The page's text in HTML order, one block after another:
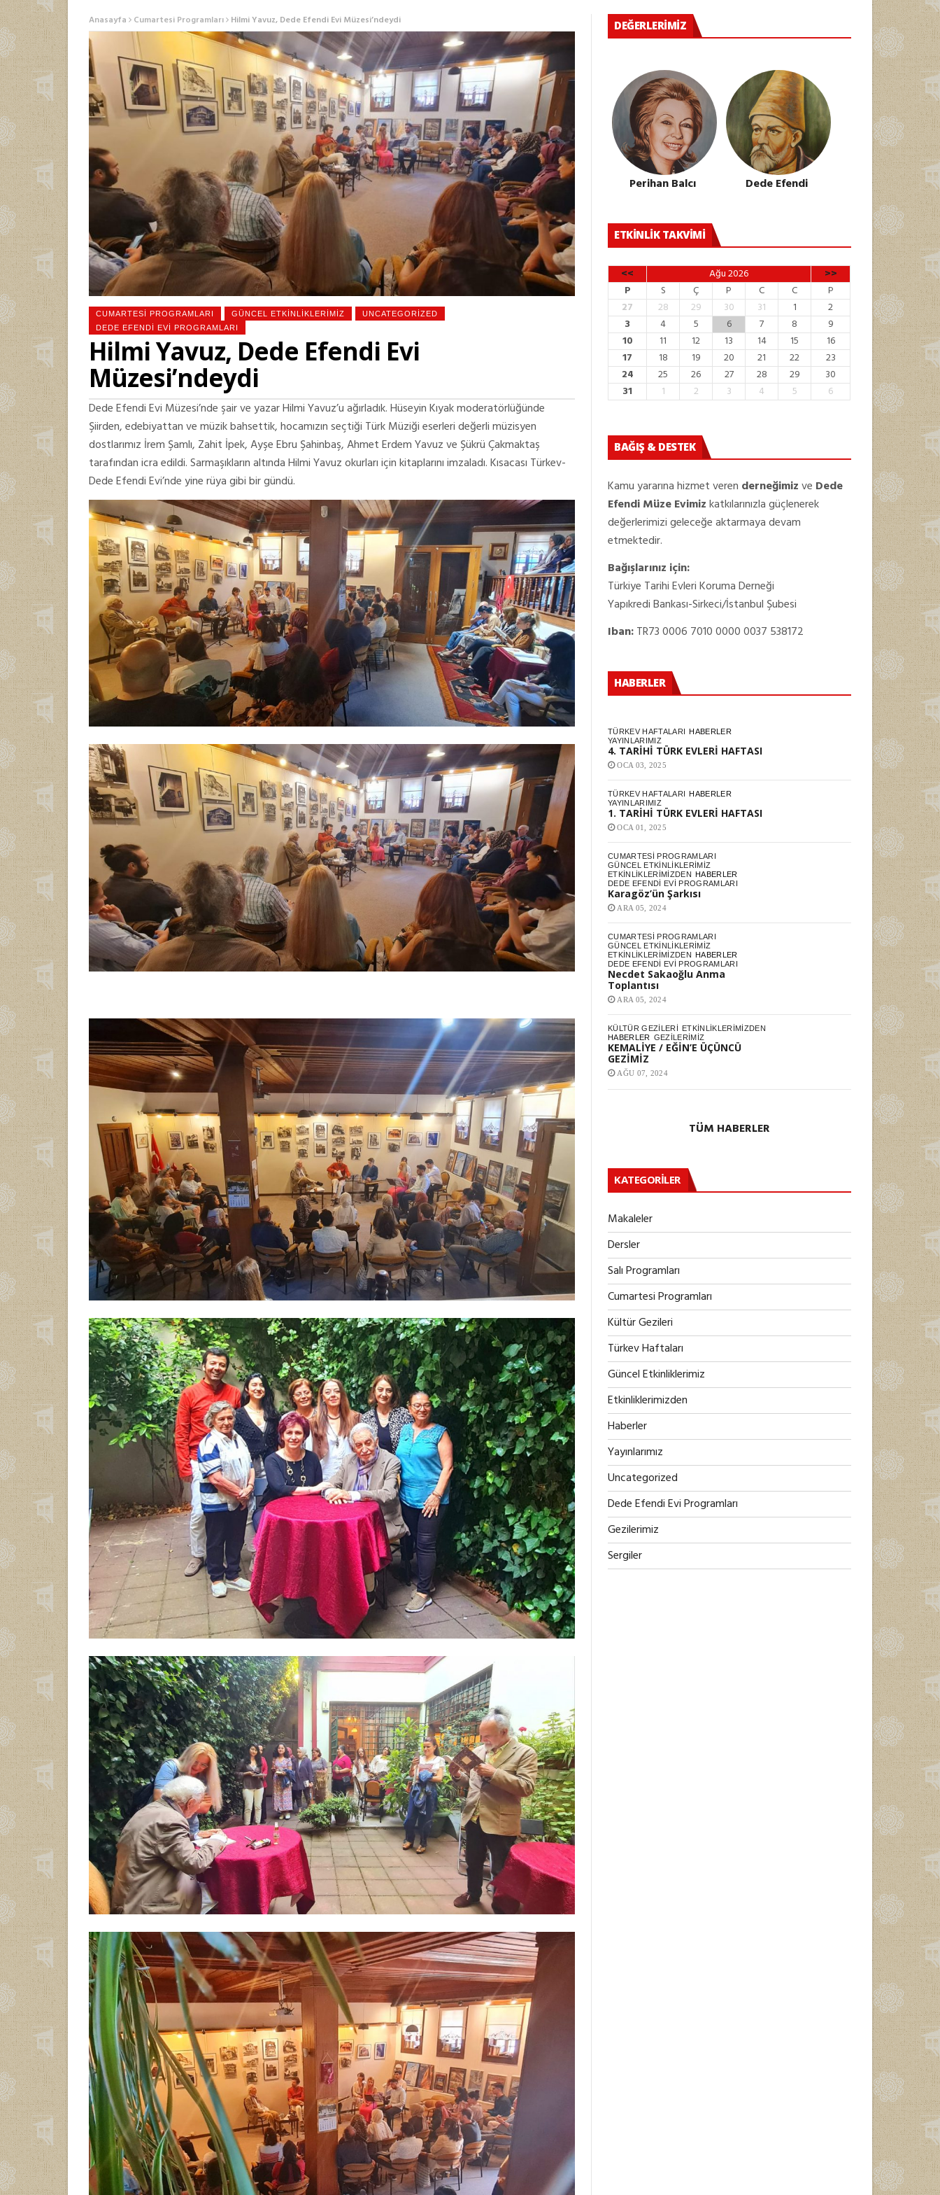
Anasayfa Cumartesi Programları Hilmi Yavuz, Dede Efendi Evi Müzesi’ndeydi
CUMARTESI PROGRAMLARI GÜNCEL ETKINLIKLERIMIZ
UNCATEGORIZED
DEDE EFENDI EVI PROGRAMLARI
Hilmi Yavuz, Dede Efendi Evi
Müzesi’ndeydi
Dede Efendi Evi Müzesi’nde şair ve yazar Hilmi Yavuz’u ağırladık. Hüseyin Kıyak moderatörlüğünde
Şiirden, edebiyattan ve müzik bahsettik, hocamızın seçtiği Türk Müziği eserleri değerli müzisyen
dostlarımız İrem Şamlı, Zahit İpek, Ayşe Ebru Şahinbaş, Ahmet Erdem Yavuz ve Şükrü Çakmaktaş
tarafından icra edildi. Sarmaşıkların altında Hilmi Yavuz okurları için kitaplarını imzaladı. Kısacası Türkev-
Dede Efendi Evi’nde yine rüya gibi bir gündü.
DEĞERLERIMIZ
Perihan Balcı Dede Efendi
ETKINLIK TAKVIMI
<< Ağu 2026
>>
P
S Ç P C C
P
27
28 29 30 31 1
2
3
4 5 6 7 8
9
10
11 12 13 14 15
16
17
18 19 20 21 22
23
24
25 26 27 28 29
30
31
1 2 3 4 5 6
BAĞIŞ & DESTEK
Kamu yararına hizmet veren derneğimizve Dede
Efendi Müze Evimizkatkılarınızla güçlenerek
değerlerimizi geleceğe aktarmaya devam
etmektedir.
Bağışlarınız için:
Türkiye Tarihi Evleri Koruma Derneği
Yapıkredi Bankası-Sirkeci/İstanbul Şubesi
Iban:TR73 0006 7010 0000 0037 538172
HABERLER
TÜRKEV HAFTALARI HABERLER
YAYINLARIMIZ
4. TARİHİ TÜRK EVLERİ HAFTASI
OCA 03, 2025
TÜRKEV HAFTALARI HABERLER
YAYINLARIMIZ
1. TARİHİ TÜRK EVLERİ HAFTASI
OCA 01, 2025
CUMARTESI PROGRAMLARI
GÜNCEL ETKINLIKLERIMIZ
ETKINLIKLERIMIZDEN HABERLER
DEDE EFENDI EVI PROGRAMLARI
Karagöz’ün Şarkısı
ARA 05, 2024
CUMARTESI PROGRAMLARI
GÜNCEL ETKINLIKLERIMIZ
ETKINLIKLERIMIZDEN HABERLER
DEDE EFENDI EVI PROGRAMLARI
Necdet Sakaoğlu Anma
Toplantısı
ARA 05, 2024
KÜLTÜR GEZILERI ETKINLIKLERIMIZDEN
HABERLER GEZILERIMIZ
KEMALİYE / EĞİN’E ÜÇÜNCÜ
GEZİMİZ
AĞU 07, 2024
TÜM HABERLER
KATEGORILER
Makaleler
Dersler
Salı Programları
Cumartesi Programları
Kültür Gezileri
Türkev Haftaları
Güncel Etkinliklerimiz
Etkinliklerimizden
Haberler
Yayınlarımız
Uncategorized
Dede Efendi Evi Programları
Gezilerimiz
Sergiler